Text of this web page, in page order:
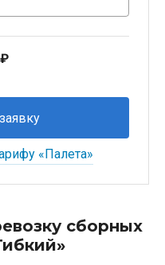
«Палета»
сборных